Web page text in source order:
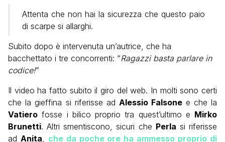
Attenta che non hai la sicurezza che questo paio
di scarpe si allarghi.
Subito dopo è intervenuta un’autrice, che ha
bacchettato i tre concorrenti: “Ragazzi basta parlare in
codice!”
Il video ha fatto subito il giro del web. In molti sono certi
che la gieffina si riferisse ad Alessio Falsone e che la
Vatiero fosse i bilico proprio tra quest’ultimo e Mirko
Brunetti. Altri smentiscono, sicuri che Perla si riferisse
ad Anita
che da poche ore ha ammesso proprio di